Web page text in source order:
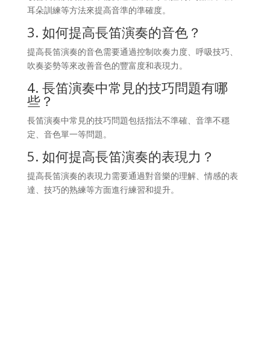
耳朵訓練等方法來提高音準的準確度。
3. 如何提高長笛演奏的音色？
提高長笛演奏的音色需要通過控制吹奏力度、呼吸技巧、
吹奏姿勢等來改善音色的豐富度和表現力。
4. 長笛演奏中常見的技巧問題有哪
些？
長笛演奏中常見的技巧問題包括指法不準確、音準不穩
定、音色單一等問題。
5. 如何提高長笛演奏的表現力？
提高長笛演奏的表現力需要通過對音樂的理解、情感的表
達、技巧的熟練等方面進行練習和提升。